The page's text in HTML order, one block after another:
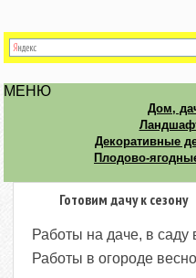
МЕНЮ
Дом,
Декоративные
Плодово-
Готовим дачу к сезону
Работы на даче, в саду
Работы в огороде